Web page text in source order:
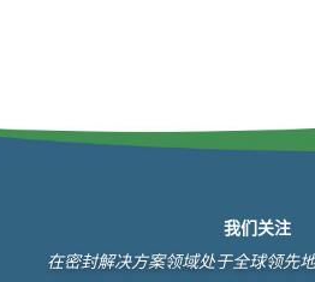
我们关注
在密封解决方案领域处于全球领先